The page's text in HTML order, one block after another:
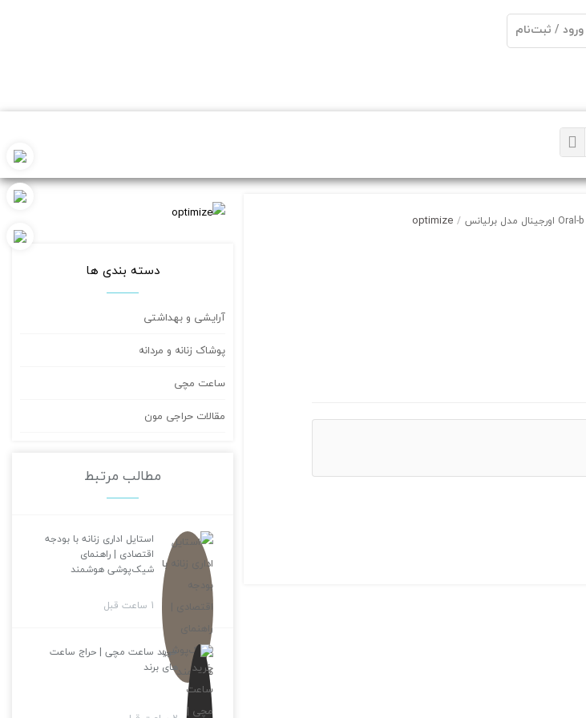
ورود / ثبت‌نام
/
optimize
دسته بندی ها
آرایشی و بهداشتی
پوشاک زنانه و مردانه
ساعت مچی
مقالات حراجی مون
مطالب مرتبط
استایل اداری زنانه با بودجه
اقتصادی | راهنمای
شیک‌پوشی هوشمند
1 ساعت قبل
خرید ساعت مچی | حراج ساعت
های برند